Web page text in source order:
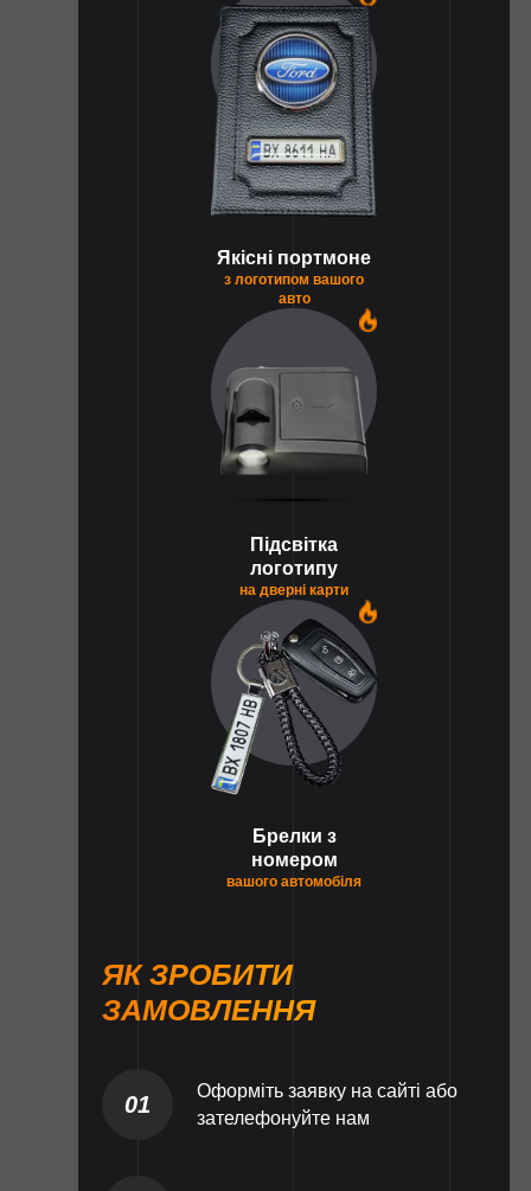
Якісні портмоне
з логотипом вашого
авто
Підсвітка
логотипу
на дверні карти
Брелки з
номером
вашого автомобіля
ЯК ЗРОБИТИ
ЗАМОВЛЕННЯ
01
Оформіть заявку на сайті або
зателефонуйте нам